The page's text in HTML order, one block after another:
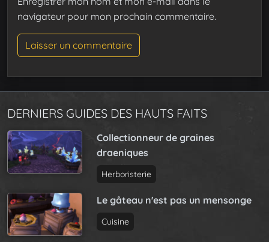
navigateur pour mon prochain commentaire.
DERNIERS GUIDES DES HAUTS FAITS
Collectionneur de graines
draeniques
Herboristerie
Le gâteau n'est pas un mensonge
Cuisine